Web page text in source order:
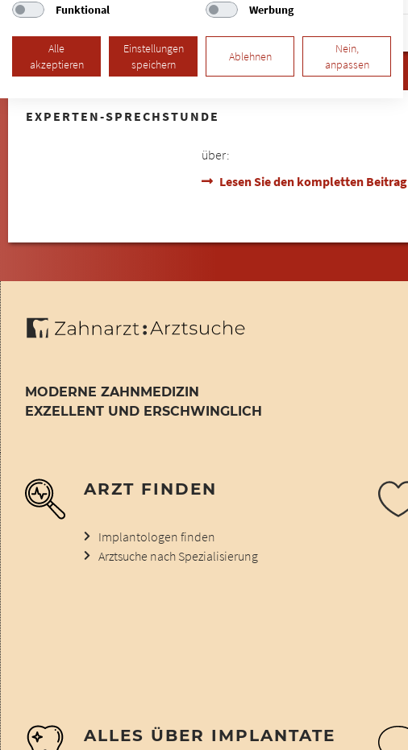
EXPERTEN-SPRECHSTUNDE
über:
Lesen Sie den kompletten Beitrag
MODERNE ZAHNMEDIZIN
EXZELLENT UND ERSCHWINGLICH
ARZT FINDEN
Implantologen finden
Arztsuche nach Spezialisierung
ALLES ÜBER IMPLANTATE
Funktional
Werbung
Alle
akzeptieren
Einstellungen
speichern
Ablehnen
Nein,
anpassen